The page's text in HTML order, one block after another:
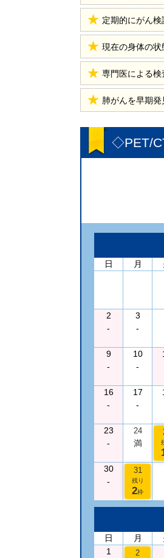
定期的にがん
現在の身体の
専門医による
肺がんを早期
◇PET/
日
月
2
-
3
-
9
-
10
-
16
-
17
-
23
-
24
満
30
-
31
残り
2枠
日
月
1
2